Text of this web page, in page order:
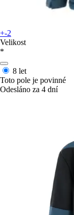
+-2
Velikost
*
8 let
Toto pole je povinné
Odesláno za 4 dní